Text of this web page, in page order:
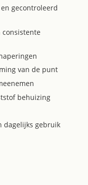
gecontroleerd
van de punt
behuizing
dagelijks gebruik